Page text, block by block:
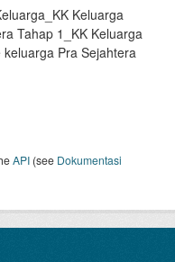
Keluarga
Tahap 1_KK Keluarga
Pra Sejahtera
API (see Dokumentasi